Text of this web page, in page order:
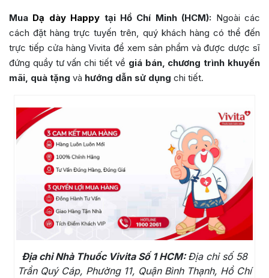
Mua Dạ dày Happy tại Hồ Chí Minh (HCM): Ngoài các
cách đặt hàng trực tuyến trên, quý khách hàng có thể đến
trực tiếp cửa hàng Vivita để xem sản phẩm và được dược sĩ
đứng quầy tư vấn chi tiết về giá bán, chương trình khuyến
mãi, quà tặng và hướng dẫn sử dụng chi tiết.
Địa chỉ Nhà Thuốc Vivita Số 1 HCM:Địa chỉ số 58
Trần Quý Cáp, Phường 11, Quận Bình Thạnh, Hồ Chí